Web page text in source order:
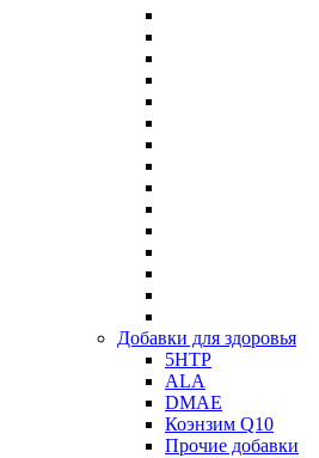
Добавки для здоровья
5HTP
ALA
DMAE
Коэнзим Q10
Прочие добавки